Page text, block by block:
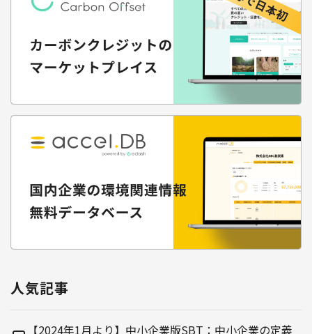
人気記事
【2024年1月より】中小企業版SBT：中小企業の定義